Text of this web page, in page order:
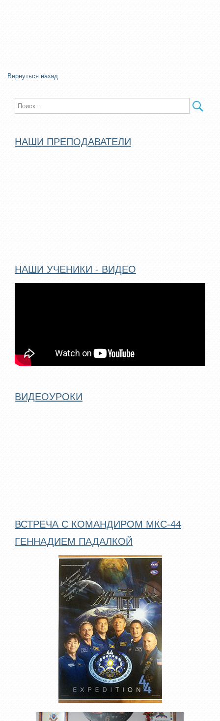
Вернуться назад
НАШИ ПРЕПОДАВАТЕЛИ
НАШИ УЧЕНИКИ - ВИДЕО
ВИДЕОУРОКИ
ВСТРЕЧА С КОМАНДИРОМ МКС-44
ГЕННАДИЕМ ПАДАЛКОЙ